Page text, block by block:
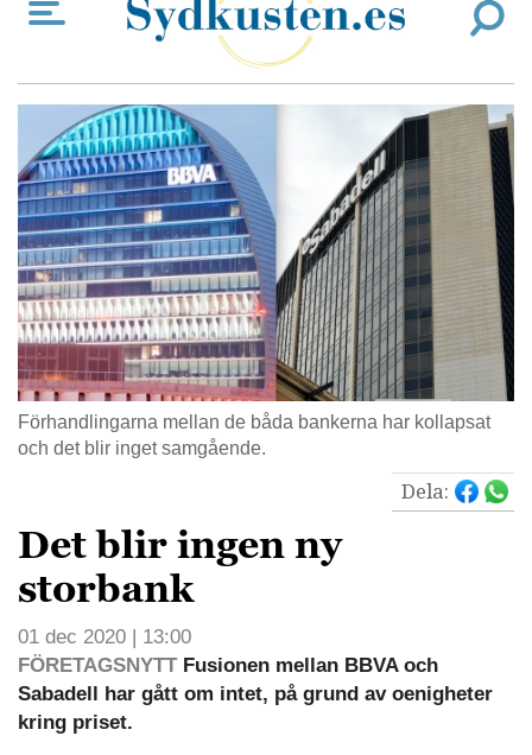
Förhandlingarna mellan de båda bankerna har kollapsat
och det blir inget samgående.
Dela:
Det blir ingen ny
storbank
01 dec 2020 | 13:00
FÖRETAGSNYTTFusionen mellan BBVA och
Sabadell har gått om intet, på grund av oenigheter
kring priset.